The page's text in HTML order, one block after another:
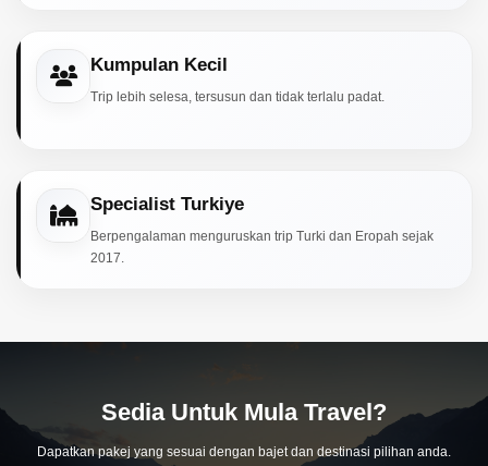
Kumpulan Kecil
Trip lebih selesa, tersusun dan tidak terlalu padat.
Specialist Turkiye
Berpengalaman menguruskan trip Turki dan Eropah sejak
2017.
Sedia Untuk Mula Travel?
Dapatkan pakej yang sesuai dengan bajet dan destinasi pilihan anda.